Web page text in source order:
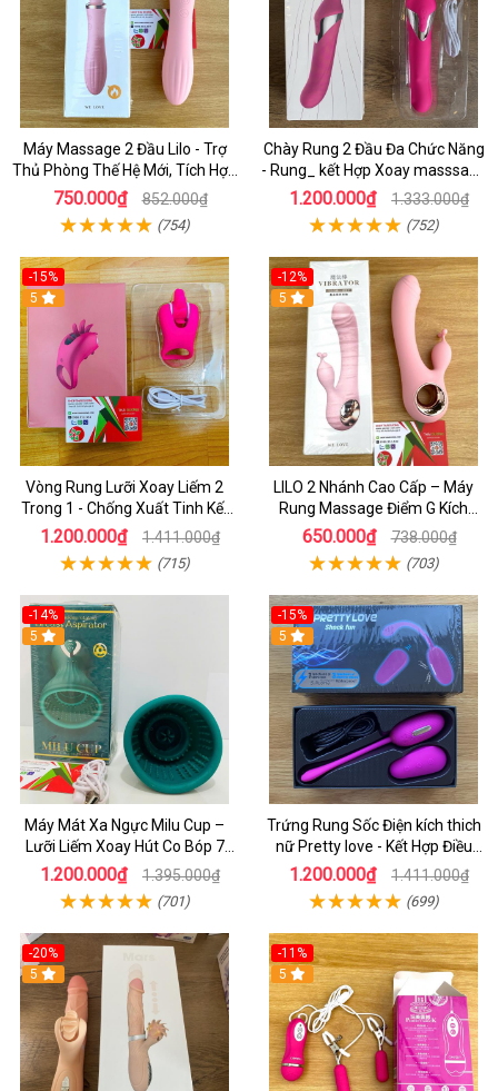
Máy Massage 2 Đầu Lilo - Trợ
Thủ Phòng Thế Hệ Mới, Tích Hợp
Tính Năng Sưởi Ấm & 10 Chế Độ
Rung
750.000₫ 852.000₫
(754)
Chày Rung 2 Đầu Đa Chức Năng
- Rung_ kết Hợp Xoay masssage
Điểm G cao Cấp
1.200.000₫ 1.333.000₫
(752)
-15%
5
Vòng Rung Lưỡi Xoay Liếm 2
Trong 1 - Chống Xuất Tinh Kết
Hợp Kích Thích Điêm G
1.200.000₫ 1.411.000₫
(715)
-12%
5
LILO 2 Nhánh Cao Cấp – Máy
Rung Massage Điểm G Kích
Thích Cực Sướng Cho Nàng
650.000₫ 738.000₫
(703)
-14%
5
Máy Mát Xa Ngực Milu Cup –
Lưỡi Liếm Xoay Hút Co Bóp 7
Chế Độ, Tăng Kích Thích Cực
Mạnh
1.200.000₫ 1.395.000₫
(701)
-15%
5
Trứng Rung Sốc Điện kích thich
nữ Pretty love - Kết Hợp Điều
Khiển Từ xa cho Nữ Tụe Sướng
1.200.000₫ 1.411.000₫
(699)
-20%
5
-11%
5